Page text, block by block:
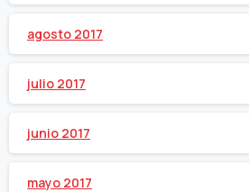
agosto 2017
julio 2017
junio 2017
mayo 2017